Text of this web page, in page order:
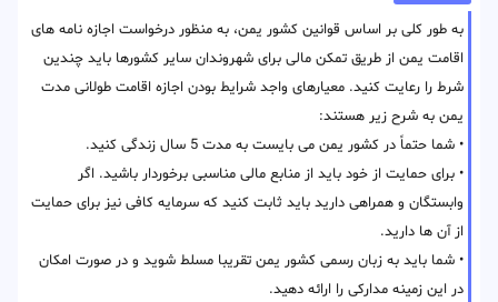
به طور کلی بر اساس قوانین کشور یمن، به منظور درخواست اجازه نامه های
اقامت یمن از طریق تمکن مالی برای شهروندان سایر کشورها باید چندین
شرط را رعایت کنید. معیارهای واجد شرایط بودن اجازه اقامت طولانی مدت
یمن به شرح زیر هستند:
• شما حتماً در کشور یمن می بایست به مدت 5 سال زندگی کنید.
• برای حمایت از خود باید از منابع مالی مناسبی برخوردار باشید. اگر
وابستگان و همراهی دارید باید ثابت کنید که سرمایه کافی نیز برای حمایت
از آن ها دارید.
• شما باید به زبان رسمی کشور یمن تقریبا مسلط شوید و در صورت امکان
در این زمینه مدارکی را ارائه دهید.